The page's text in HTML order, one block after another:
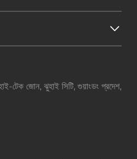
টেক জোন, ঝুহাই সিটি, গুয়াংডং প্রদেশ,